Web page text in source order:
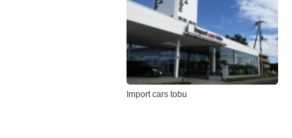
Import cars tobu